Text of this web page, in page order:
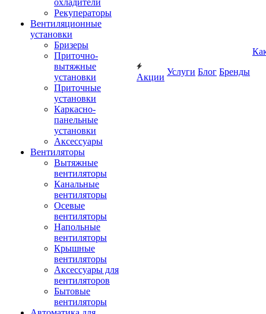
охладители
Рекуператоры
Вентиляционные
установки
Бризеры
Приточно-
вытяжные
установки
Приточные
установки
Каркасно-
панельные
установки
Аксессуары
Вентиляторы
Вытяжные
вентиляторы
Канальные
вентиляторы
Осевые
вентиляторы
Напольные
вентиляторы
Крышные
вентиляторы
Аксессуары для
вентиляторов
Бытовые
вентиляторы
Акции
Услуги Блог Бренды